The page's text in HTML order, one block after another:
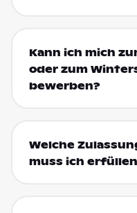
Kann ich mich
oder zum
bewerben?
Welche
muss ich